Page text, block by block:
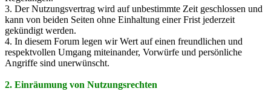
3. Der Nutzungsvertrag wird auf unbestimmte Zeit geschlossen und
kann von beiden Seiten ohne Einhaltung einer Frist jederzeit
gekündigt werden.
4. In diesem Forum legen wir Wert auf einen freundlichen und
respektvollen Umgang miteinander, Vorwürfe und persönliche
Angriffe sind unerwünscht.
2. Einräumung von Nutzungsrechten